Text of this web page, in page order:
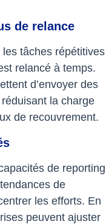
de relance
les tâches répétitives
relancé à temps.
d’envoyer des
la charge
de recouvrement.
de reporting
de
les efforts. En
peuvent ajuster